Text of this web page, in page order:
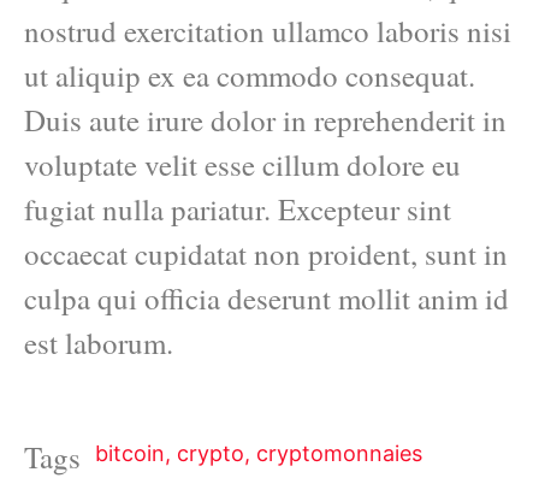
nostrud exercitation ullamco laboris nisi
ut aliquip ex ea commodo consequat.
Duis aute irure dolor in reprehenderit in
voluptate velit esse cillum dolore eu
fugiat nulla pariatur. Excepteur sint
occaecat cupidatat non proident, sunt in
culpa qui officia deserunt mollit anim id
est laborum.
Tags bitcoin, crypto, cryptomonnaies